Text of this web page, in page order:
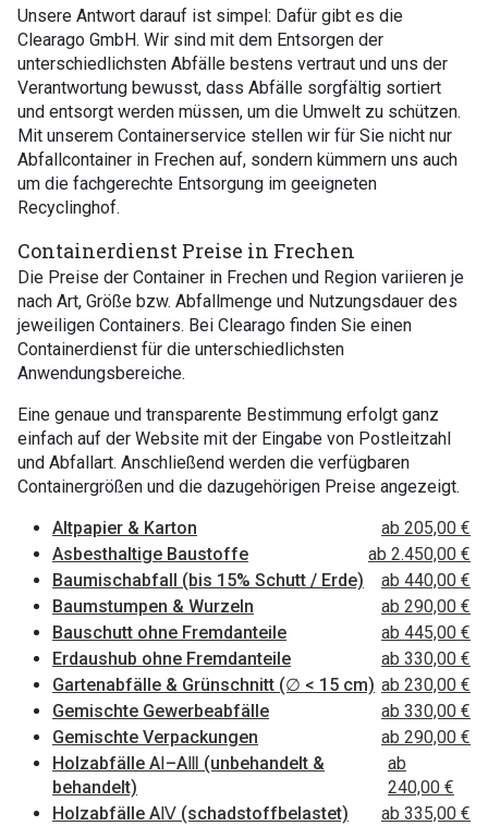
Unsere Antwort darauf ist simpel: Dafür gibt es die
Clearago GmbH. Wir sind mit dem Entsorgen der
unterschiedlichsten Abfälle bestens vertraut und uns der
Verantwortung bewusst, dass Abfälle sorgfältig sortiert
und entsorgt werden müssen, um die Umwelt zu schützen.
Mit unserem Containerservice stellen wir für Sie nicht nur
Abfallcontainer in Frechen auf, sondern kümmern uns auch
um die fachgerechte Entsorgung im geeigneten
Recyclinghof.
Containerdienst Preise in Frechen
Die Preise der Container in Frechen und Region variieren je
nach Art, Größe bzw. Abfallmenge und Nutzungsdauer des
jeweiligen Containers. Bei Clearago finden Sie einen
Containerdienst für die unterschiedlichsten
Anwendungsbereiche.
Eine genaue und transparente Bestimmung erfolgt ganz
einfach auf der Website mit der Eingabe von Postleitzahl
und Abfallart. Anschließend werden die verfügbaren
Containergrößen und die dazugehörigen Preise angezeigt.
Altpapier & Karton
ab 205,00 €
Asbesthaltige Baustoffe
ab 2.450,00 €
Baumischabfall (bis 15% Schutt / Erde)
ab 440,00 €
Baumstumpen & Wurzeln
ab 290,00 €
Bauschutt ohne Fremdanteile
ab 445,00 €
Erdaushub ohne Fremdanteile
ab 330,00 €
Gartenabfälle & Grünschnitt (∅ < 15 cm) ab 230,00 €
Gemischte Gewerbeabfälle
ab 330,00 €
Gemischte Verpackungen
ab 290,00 €
Holzabfälle AⅠ–AⅢ (unbehandelt &
behandelt)
ab
240,00 €
Holzabfälle AⅣ (schadstoffbelastet)
ab 335,00 €